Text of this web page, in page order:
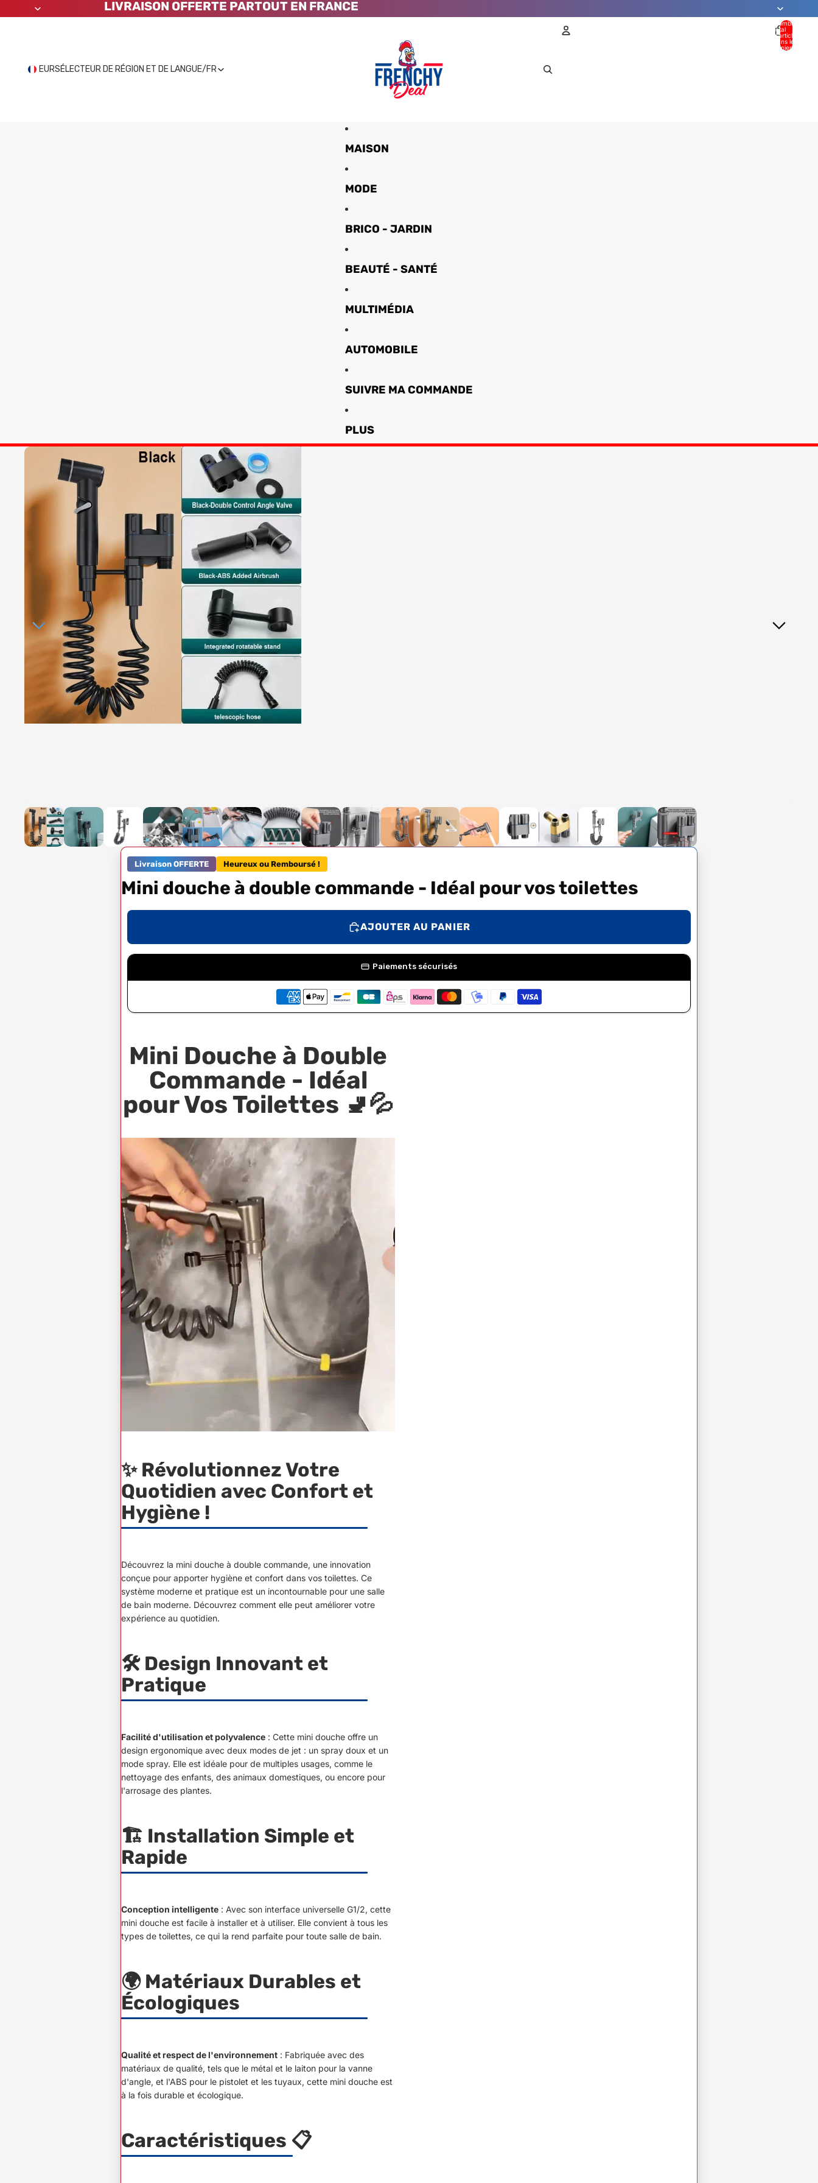
LIVRAISON OFFERTE PARTOUT EN FRANCE
EURSÉLECTEUR DE RÉGION ET DE LANGUE/FR
Nombre
total
d’articles
dans le
panier: 0
MAISON
MODE
BRICO - JARDIN
BEAUTÉ - SANTÉ
MULTIMÉDIA
AUTOMOBILE
SUIVRE MA COMMANDE
PLUS
Livraison OFFERTE Heureux ou Remboursé !
Mini douche à double commande - Idéal pour vos toilettes
AJOUTER AU PANIER
Paiements sécurisés
Mini Douche à Double
Commande - Idéal
pour Vos Toilettes 🚽💦
✨ Révolutionnez Votre
Quotidien avec Confort et
Hygiène !
Découvrez la mini douche à double commande, une innovation
conçue pour apporter hygiène et confort dans vos toilettes. Ce
système moderne et pratique est un incontournable pour une salle
de bain moderne. Découvrez comment elle peut améliorer votre
expérience au quotidien.
🛠️ Design Innovant et
Pratique
Facilité d'utilisation et polyvalence : Cette mini douche offre un
design ergonomique avec deux modes de jet : un spray doux et un
mode spray. Elle est idéale pour de multiples usages, comme le
nettoyage des enfants, des animaux domestiques, ou encore pour
l'arrosage des plantes.
🏗️ Installation Simple et
Rapide
Conception intelligente : Avec son interface universelle G1/2, cette
mini douche est facile à installer et à utiliser. Elle convient à tous les
types de toilettes, ce qui la rend parfaite pour toute salle de bain.
🌍 Matériaux Durables et
Écologiques
Qualité et respect de l'environnement : Fabriquée avec des
matériaux de qualité, tels que le métal et le laiton pour la vanne
d'angle, et l'ABS pour le pistolet et les tuyaux, cette mini douche est
à la fois durable et écologique.
Caractéristiques 📋